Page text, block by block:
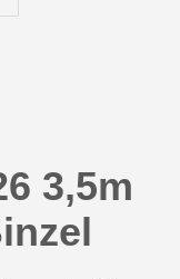
3,5m